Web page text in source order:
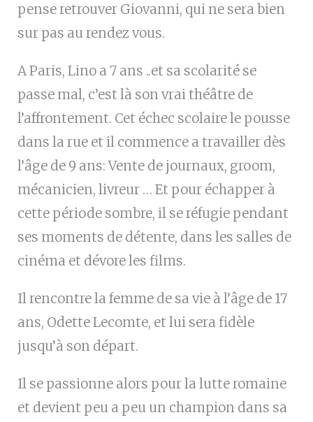
pense retrouver Giovanni, qui ne sera bien
sur pas au rendez vous.
A Paris, Lino a 7 ans ..et sa scolarité se
passe mal, c’est là son vrai théâtre de
l’affrontement. Cet échec scolaire le pousse
dans la rue et il commence a travailler dès
l’âge de 9 ans: Vente de journaux, groom,
mécanicien, livreur … Et pour échapper à
cette période sombre, il se réfugie pendant
ses moments de détente, dans les salles de
cinéma et dévore les films.
Il rencontre la femme de sa vie à l’âge de 17
ans, Odette Lecomte, et lui sera fidèle
jusqu’à son départ.
Il se passionne alors pour la lutte romaine
et devient peu a peu un champion dans sa